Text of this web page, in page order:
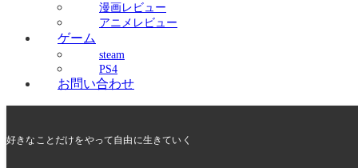
漫画レビュー
アニメレビュー
ゲーム
steam
PS4
お問い合わせ
好きなことだけをやって自由に生きていく